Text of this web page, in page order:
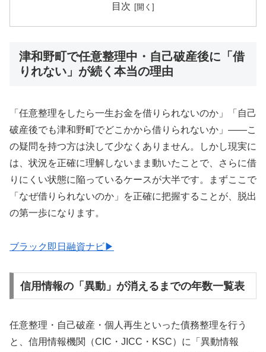
目次
津和野町で任意整理中・自己破産後に「借
りれない」が続く本当の理由
「任意整理をしたら一生お金を借りられないのか」「自己
破産後でも津和野町でどこかから借りられないか」——こ
の疑問を持つ方は決して少なくありません。しかし現実に
は、状況を正確に理解しないまま動いたことで、さらに借
りにくい状態に陥っているケースが大半です。まずここで
「なぜ借りられないのか」を正確に把握することが、脱出
の第一歩になります。
ブラック即日融資ナビ▶
信用情報の「異動」が消えるまでの年数一覧表
任意整理・自己破産・個人再生といった債務整理を行う
と、信用情報機関（CIC・JICC・KSC）に「異動情報